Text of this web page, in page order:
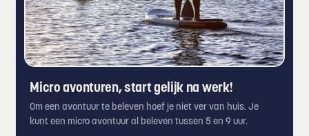
Micro avonturen, start gelijk na werk!
Om een avontuur te beleven hoef je niet ver van huis. Je
kunt een micro avontuur al beleven tussen 5 en 9 uur.